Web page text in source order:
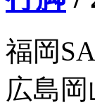
福岡
広島岡